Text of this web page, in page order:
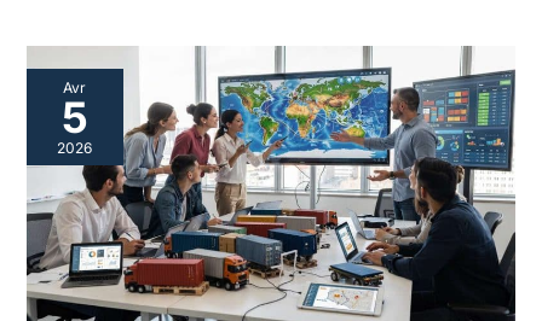
Avr
5
2026
C’est
quoi
le
baccalauréat
professionnel
organisation
de
transport
de
marchandises
?